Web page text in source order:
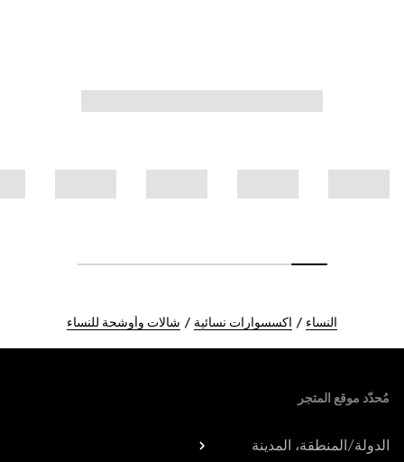
النساء اكسسوارات نسائية شالات وأوشحة للنساء
مُحدّد موقع المتجر
الدولة/المنطقة، المدينة